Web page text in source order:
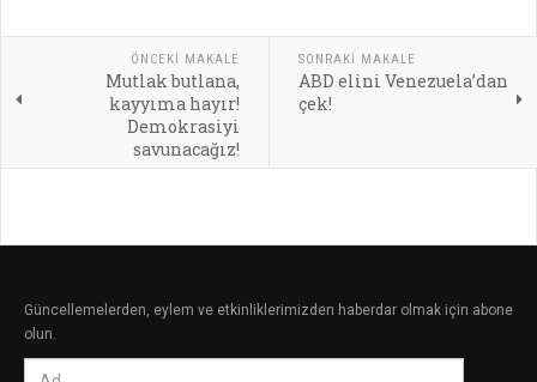
ÖNCEKI MAKALE
Mutlak butlana,
kayyıma hayır!
Demokrasiyi
savunacağız!
SONRAKI MAKALE
ABD elini Venezuela’dan
çek!
Güncellemelerden, eylem ve etkinliklerimizden haberdar olmak için abone
olun.